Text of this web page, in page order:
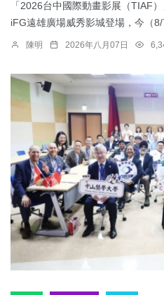
「2026台中國際動畫影展（TIAF
iFG遠雄廣場威秀影城登場，今（
陳明 2026年八月07日